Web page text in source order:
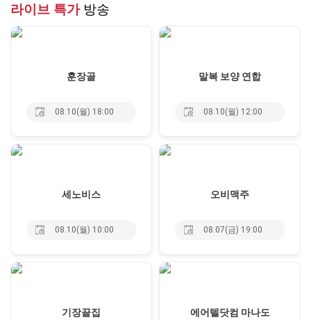
라이브 특가 방송
훈장골
08.10(월) 18:00
말복 보양 연합
08.10(월) 12:00
세노비스
08.10(월) 10:00
오비맥주
08.07(금) 19:00
기장끝집 에어텔닷컴 마나도